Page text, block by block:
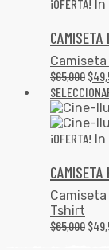
¡OFERTA!
CAMISETA
$65,000 $
¡OFERTA!
CAMISETA
Tshirt
$65,000 $